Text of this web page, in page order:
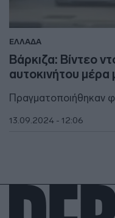
ΕΛΛΑΔΑ
Βάρκιζα: Βίντεο
αυτοκινήτου μέρα
Πραγματοποιήθηκαν
13.09.2024 - 12:06